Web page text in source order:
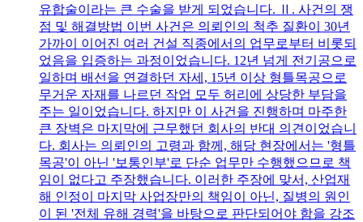
유합술이라는 큰 수술을 받게 되었습니다. Ⅱ. 사건의 쟁
점 및 해결방법 이번 사건은 의뢰인의 척추 질환이 30년
가까이 이어진 여러 건설 직종에서의 업무로부터 비롯되
었음을 입증하는 과정이었습니다. 12년 넘게 전기공으로
일하며 배선을 연결하던 자세, 15년 이상 형틀목공으로
무거운 자재를 나르던 작업 모두 허리에 상당한 부담을
주는 일이었습니다. 하지만 이 사건을 진행하며 마주한
큰 장벽은 마지막에 근무했던 회사의 반대 의견이었습니
다. 회사는 의뢰인의 고령과 함께, 해당 현장에서는 '형틀
목공'이 아닌 '보통인부'로 단순 업무만 수행했으므로 책
임이 없다고 주장했습니다. 이러한 주장에 맞서, 산업재
해 인정이 마지막 사업장만의 책임이 아닌, 질병의 원인
이 된 '전체 유해 경력'을 바탕으로 판단되어야 함을 강조